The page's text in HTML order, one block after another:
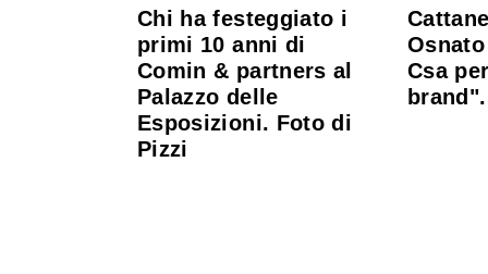
Chi ha festeggiato i
primi 10 anni di
Comin & partners al
Palazzo delle
Esposizioni. Foto di
Pizzi
Csa